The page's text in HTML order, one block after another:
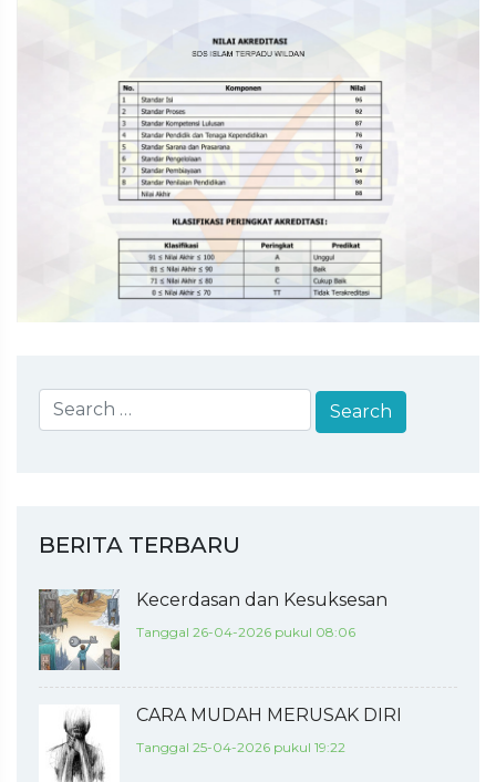
BERITA TERBARU
Kecerdasan dan Kesuksesan
Tanggal 26-04-2026 pukul 08:06
CARA MUDAH MERUSAK DIRI
Tanggal 25-04-2026 pukul 19:22